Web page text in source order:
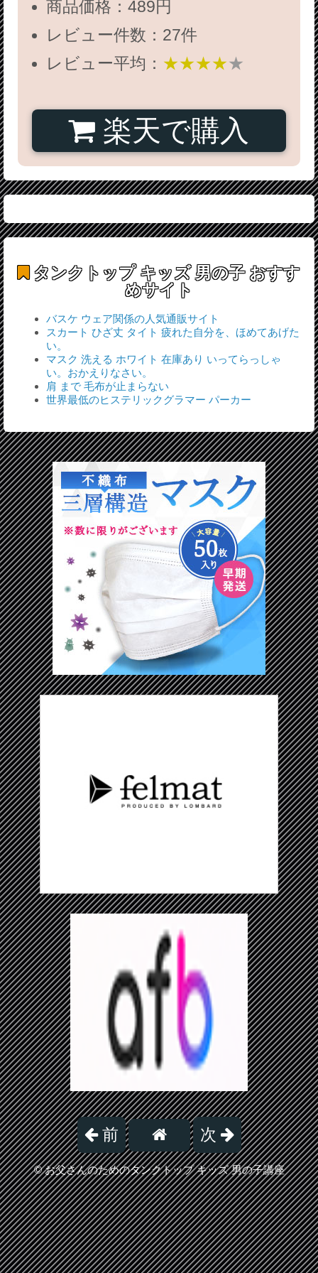
商品価格：489円
レビュー件数：27件
レビュー平均： ★★★★★
楽天で購入
タンクトップ キッズ 男の子おすす
めサイト
バスケ ウェア関係の人気通販サイト
スカート ひざ丈 タイト 疲れた自分を、ほめてあげた
い。
マスク 洗える ホワイト 在庫あり いってらっしゃ
い。おかえりなさい。
肩 まで 毛布が止まらない
世界最低のヒステリックグラマー パーカー
前 次
©お父さんのためのタンクトップ キッズ 男の子講座